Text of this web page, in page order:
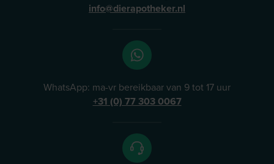
info@dierapotheker.nl
WhatsApp: ma-vr bereikbaar van 9 tot 17 uur
+31 (0) 77 303 0067